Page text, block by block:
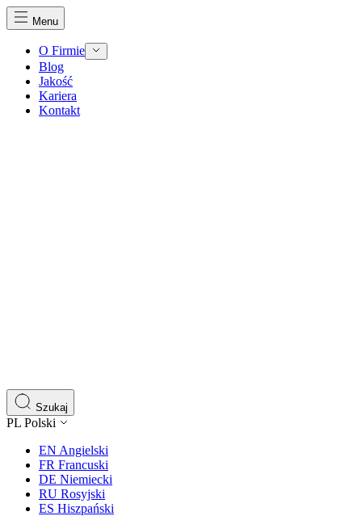
Menu
O Firmie
Blog
Jakość
Kariera
Kontakt
Szukaj
PL Polski
EN Angielski
FR Francuski
DE Niemiecki
RU Rosyjski
ES Hiszpański